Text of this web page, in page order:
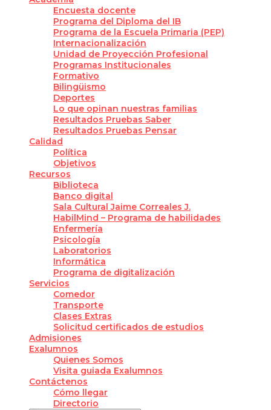
Encuesta docente
Programa del Diploma del IB
Programa de la Escuela Primaria (PEP)
Internacionalización
Unidad de Proyección Profesional
Programas Institucionales
Formativo
Bilingüismo
Deportes
Lo que opinan nuestras familias
Resultados Pruebas Saber
Resultados Pruebas Pensar
Calidad
Política
Objetivos
Recursos
Biblioteca
Banco digital
Sala Cultural Jaime Correales J.
HabilMind – Programa de habilidades
Enfermería
Psicología
Laboratorios
Informática
Programa de digitalización
Servicios
Comedor
Transporte
Clases Extras
Solicitud certificados de estudios
Admisiones
Exalumnos
Quienes Somos
Visita guiada Exalumnos
Contáctenos
Cómo llegar
Directorio